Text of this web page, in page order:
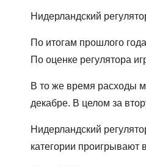
Нидерландский
По итогам прошлого
По оценке регулятора
В то же время расходы
декабре. В целом за
Нидерландский
категории проигрывают